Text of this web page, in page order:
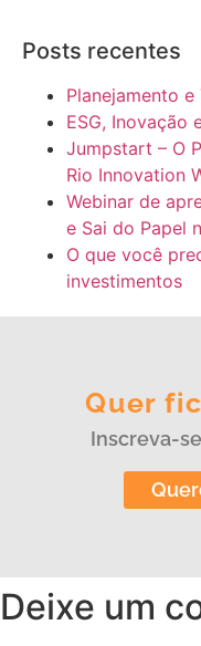
Posts recentes
Planejamento e
ESG, Inovação
Jumpstart – O
Rio Innovation
Webinar de
e Sai do Papel
O que você
investimentos
Quer
Inscreva-
Deixe um